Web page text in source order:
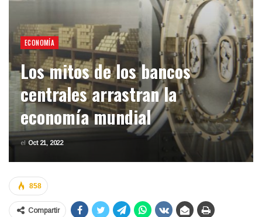
ECONOMÍA
Los mitos de los bancos
centrales arrastran la
economía mundial
el Oct 21, 2022
858
Compartir